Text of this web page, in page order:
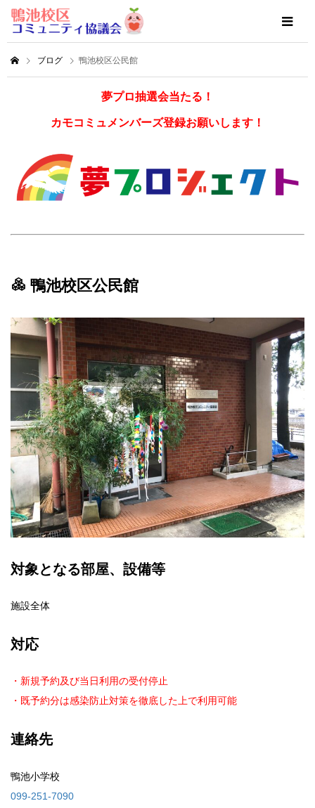
ブログ 鴨池校区公民館
夢プロ抽選会当たる！
カモコミュメンバーズ登録お願いします！
鴨池校区公民館
対象となる部屋、設備等
施設全体
対応
・新規予約及び当日利用の受付停止
・既予約分は感染防止対策を徹底した上で利用可能
連絡先
鴨池小学校
099-251-7090